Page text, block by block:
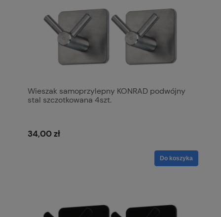
Wieszak samoprzylepny KONRAD podwójny
stal szczotkowana 4szt.
34,00 zł
Do koszyka